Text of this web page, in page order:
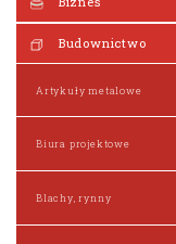
Budownictwo
Artykuły metalowe
Biura projektowe
Blachy, rynny